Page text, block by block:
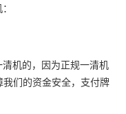
机的，因为正规一清机
们的资金安全，支付牌